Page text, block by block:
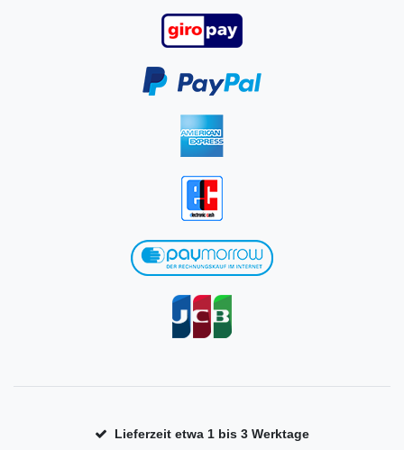
Lieferzeit etwa 1 bis 3 Werktage